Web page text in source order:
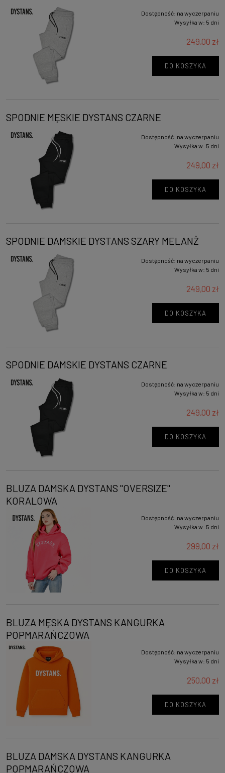
Dostępność: na wyczerpaniu
Wysyłka w: 5 dni
249,00 zł
DO KOSZYKA
SPODNIE MĘSKIE DYSTANS CZARNE
Dostępność: na wyczerpaniu
Wysyłka w: 5 dni
249,00 zł
DO KOSZYKA
SPODNIE DAMSKIE DYSTANS SZARY MELANŻ
Dostępność: na wyczerpaniu
Wysyłka w: 5 dni
249,00 zł
DO KOSZYKA
SPODNIE DAMSKIE DYSTANS CZARNE
Dostępność: na wyczerpaniu
Wysyłka w: 5 dni
249,00 zł
DO KOSZYKA
BLUZA DAMSKA DYSTANS "OVERSIZE"
KORALOWA
Dostępność: na wyczerpaniu
Wysyłka w: 5 dni
299,00 zł
DO KOSZYKA
BLUZA MĘSKA DYSTANS KANGURKA
POPMARAŃCZOWA
Dostępność: na wyczerpaniu
Wysyłka w: 5 dni
250,00 zł
DO KOSZYKA
BLUZA DAMSKA DYSTANS KANGURKA
POPMARAŃCZOWA